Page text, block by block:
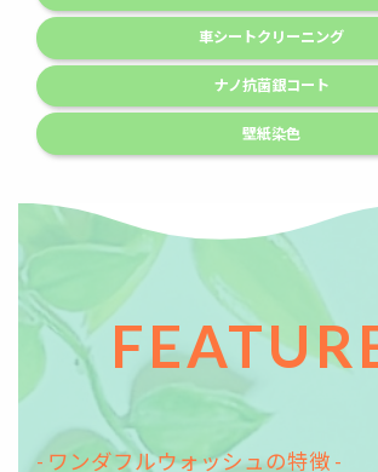
車シートクリーニング
ナノ抗菌銀コート
壁紙染色
- ワンダフルウォッシュの特徴 -